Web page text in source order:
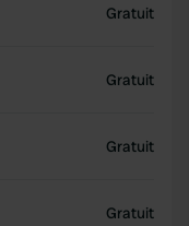
Gratuit
Gratuit
Gratuit
Gratuit